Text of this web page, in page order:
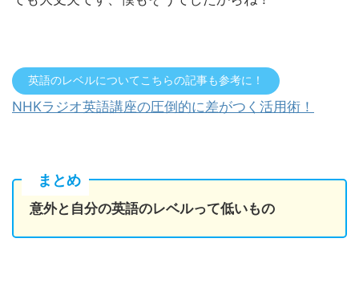
英語のレベルについてこちらの記事も参考に！
NHKラジオ英語講座の圧倒的に差がつく活用術！
まとめ
意外と自分の英語のレベルって低いもの